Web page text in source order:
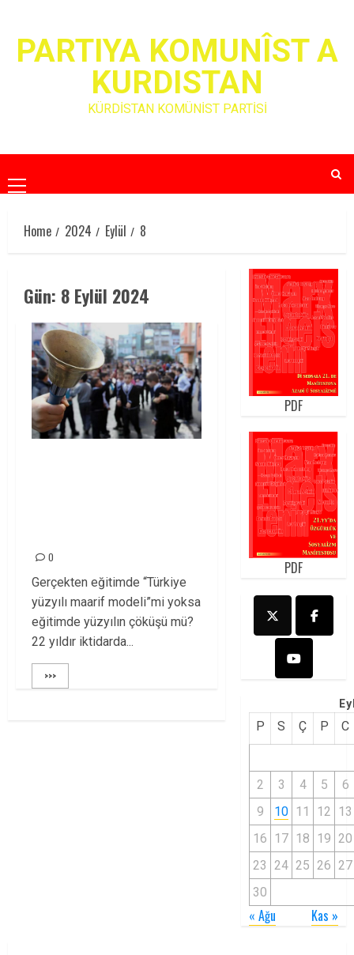
contentPARTIYA KOMUNÎST A
KURDISTAN
KÜRDİSTAN KOMÜNİST PARTİSİ
Primary
Menu
Home
2024 Eylül 8
Gün: 8 Eylül 2024
0
Gerçekten eğitimde “Türkiye
yüzyılı maarif modeli”mi yoksa
eğitimde yüzyılın çöküşü mü?
22 yıldır iktidarda...
>>>
PDF
PDF
P S Ç P C
2 3 4 5
6
9
10 11 12 13
16 17 18 19 20
23 24 25 26 27
30
« Ağu Kas »